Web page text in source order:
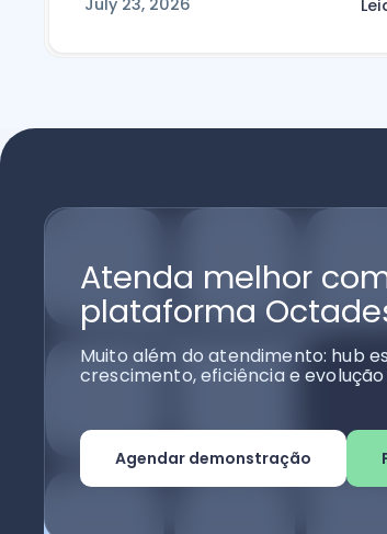
July 23, 2026
Atenda melhor
plataforma
Muito além do atendimento: hub
crescimento, eficiência e
Agendar demonstração